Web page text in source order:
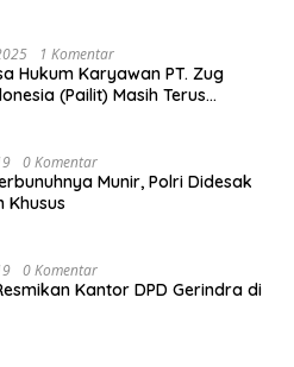
1 Komentar
Hukum Karyawan PT. Zug
(Pailit) Masih Terus
0 Komentar
Munir, Polri Didesak
Khusus
0 Komentar
Kantor DPD Gerindra di